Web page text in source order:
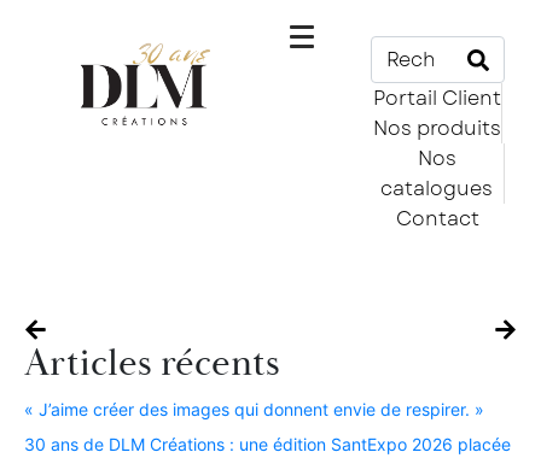
Portail Client
Nos produits
Nos
catalogues
Contact
Articles récents
« J’aime créer des images qui donnent envie de respirer. »​
30 ans de DLM Créations : une édition SantExpo 2026 placée